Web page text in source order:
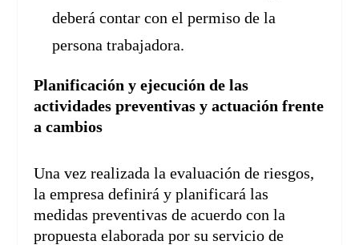
deberá contar con el permiso de la
persona trabajadora.
Planificación y ejecución de las
actividades preventivas y actuación frente
a cambios
Una vez realizada la evaluación de riesgos,
la empresa definirá y planificará las
medidas preventivas de acuerdo con la
propuesta elaborada por su servicio de